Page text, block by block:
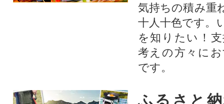
気持ちの積み重
十人十色です。
を知りたい！
考えの方々に
です。
ふるさと